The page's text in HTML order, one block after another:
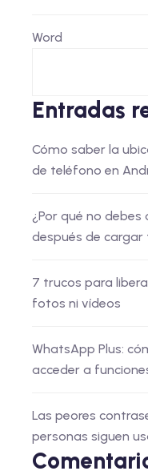
Word
Entradas
Cómo saber la
de teléfono en
¿Por qué no
después de
7 trucos para
fotos ni vídeos
WhatsApp Plus:
acceder a
Las peores
personas siguen